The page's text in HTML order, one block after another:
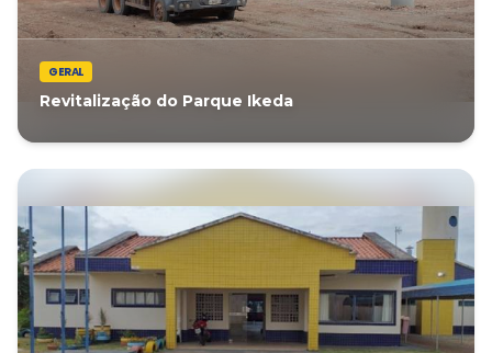
GERAL
Revitalização do Parque Ikeda